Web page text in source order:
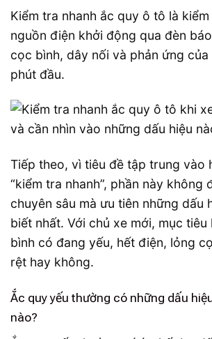
Kiểm tra nhanh ắc quy ô tô là
nguồn điện khởi động qua đèn
cọc bình, dây nối và phản ứng
phút đầu.
Tiếp theo, vì tiêu đề tập trung vào
“kiểm tra nhanh”, phần này không
chuyên sâu mà ưu tiên những dấu
biết nhất. Với chủ xe mới, mục
bình có đang yếu, hết điện, lỏng
rệt hay không.
Ắc quy yếu thường có những dấu
nào?